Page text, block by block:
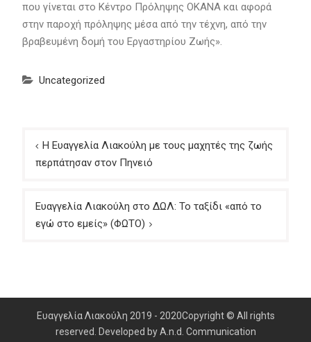
που γίνεται στο Κέντρο Πρόληψης ΟΚΑΝΑ και αφορά
στην παροχή πρόληψης μέσα από την τέχνη, από την
βραβευμένη δομή του Εργαστηρίου Ζωής».
Uncategorized
Πλοήγηση
άρθρων
Η Ευαγγελία Λιακούλη με τους μαχητές της ζωής
περπάτησαν στον Πηνειό
Ευαγγελία Λιακούλη στο ΔΩΛ: Το ταξίδι «από το
εγώ στο εμείς» (ΦΩΤΟ)
Ευαγγελία Λιακούλη 2019 - 2020Copyright © All rights
reserved. Developed by A.n.d. Communication